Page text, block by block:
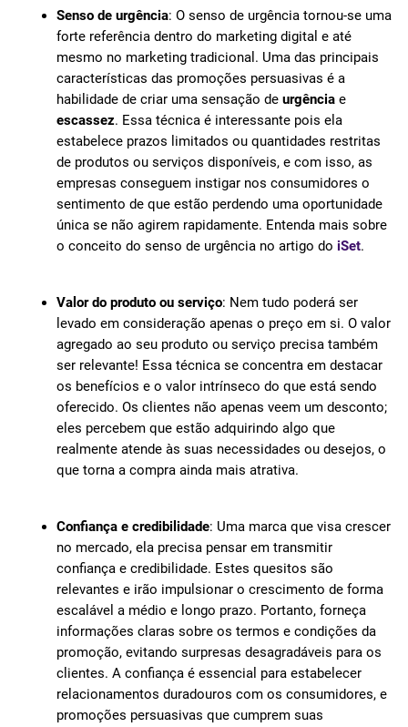
Senso de urgência: O senso de urgência tornou-se uma
forte referência dentro do marketing digital e até
mesmo no marketing tradicional. Uma das principais
características das promoções persuasivas é a
habilidade de criar uma sensação de urgência e
escassez. Essa técnica é interessante pois ela
estabelece prazos limitados ou quantidades restritas
de produtos ou serviços disponíveis, e com isso, as
empresas conseguem instigar nos consumidores o
sentimento de que estão perdendo uma oportunidade
única se não agirem rapidamente. Entenda mais sobre
o conceito do senso de urgência no artigo do iSet.
Valor do produto ou serviço: Nem tudo poderá ser
levado em consideração apenas o preço em si. O valor
agregado ao seu produto ou serviço precisa também
ser relevante! Essa técnica se concentra em destacar
os benefícios e o valor intrínseco do que está sendo
oferecido. Os clientes não apenas veem um desconto;
eles percebem que estão adquirindo algo que
realmente atende às suas necessidades ou desejos, o
que torna a compra ainda mais atrativa.
Confiança e credibilidade: Uma marca que visa crescer
no mercado, ela precisa pensar em transmitir
confiança e credibilidade. Estes quesitos são
relevantes e irão impulsionar o crescimento de forma
escalável a médio e longo prazo. Portanto, forneça
informações claras sobre os termos e condições da
promoção, evitando surpresas desagradáveis para os
clientes. A confiança é essencial para estabelecer
relacionamentos duradouros com os consumidores, e
promoções persuasivas que cumprem suas